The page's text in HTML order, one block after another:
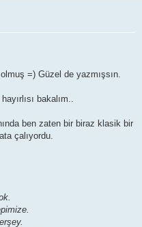
=) Güzel de yazmışsın.
bakalım..
ben zaten bir biraz klasik bir
çalıyordu.